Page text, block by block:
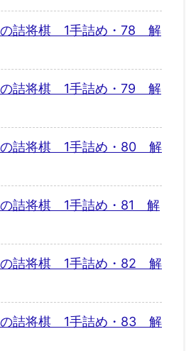
の詰将棋 1手詰め・78 解
の詰将棋 1手詰め・79 解
の詰将棋 1手詰め・80 解
の詰将棋 1手詰め・81 解
の詰将棋 1手詰め・82 解
の詰将棋 1手詰め・83 解